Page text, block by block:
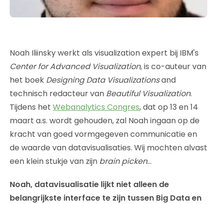
Noah Iliinsky werkt als visualization expert bij IBM's
Center for Advanced Visualization, is co-auteur van
het boek Designing Data Visualizationsand
technisch redacteur van Beautiful Visualization.
Tijdens het Webanalytics Congres, dat op 13 en 14
maart a.s. wordt gehouden, zal Noah ingaan op de
kracht van goed vormgegeven communicatie en
de waarde van datavisualisaties. Wij mochten alvast
een klein stukje van zijn brain picken…
Noah, datavisualisatie lijkt niet alleen de
belangrijkste interface te zijn tussen Big Data en